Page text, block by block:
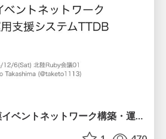
Ruby で作る大規模イベントネットワーク構築・運用支援システム TTDB